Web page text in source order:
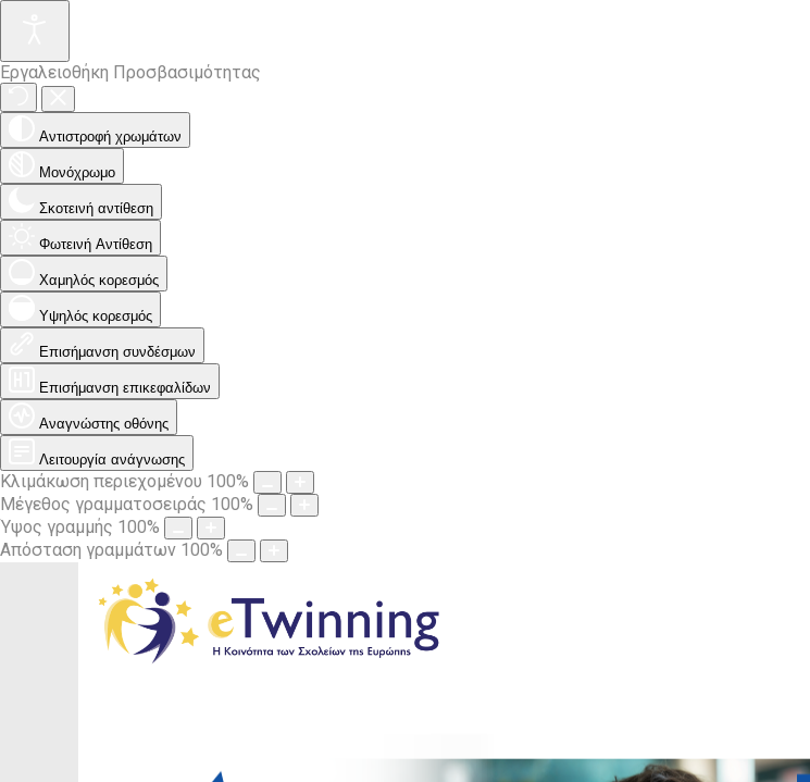
Εργαλειοθήκη Προσβασιμότητας
Αντιστροφή χρωμάτων
Μονόχρωμο
Σκοτεινή αντίθεση
Φωτεινή Αντίθεση
Χαμηλός κορεσμός
Υψηλός κορεσμός
Επισήμανση συνδέσμων
Επισήμανση επικεφαλίδων
Αναγνώστης οθόνης
Λειτουργία ανάγνωσης
Κλιμάκωση περιεχομένου 100%
Μέγεθος γραμματοσειράς 100%
Ύψος γραμμής 100%
Απόσταση γραμμάτων 100%